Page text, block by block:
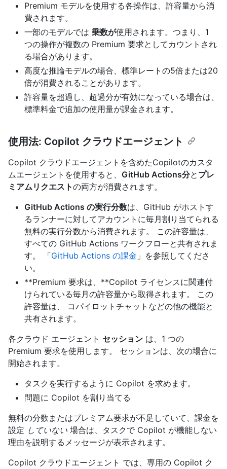
Premium モデルを使用する各操作は、許容量から消
費されます。
一部のモデルでは 乗数が使用されます。つまり、1
つの操作が複数の Premium 要求としてカウントされ
る場合があります。
高度な推論モデルの場合、標準レートの5倍または20
倍が消費されることがあります。
許容量を超過し、超過分が有効になっている場合は、
標準料金で追加の使用量が課金されます。
使用法: Copilot クラウドエージェント
Copilot クラウドエージェントを含めたCopilotのカスタ
ムエージェントを使用すると、 GitHub Actions分と プレ
ミアムリクエストの両方が消費されます。
GitHub Actions の実行分数は、GitHub がホストす
るランナーに対してアカウントに毎月割り当てられる
無料の実行分数から消費されます。 この許容量は、
すべての GitHub Actions ワークフローと共有されま
す。 「GitHub Actions の課金 」を参照してくださ
い。
**Premium 要求は、**Copilot ライセンスに関連付
けられている毎月の許容量から取得されます。 この
許容量は、 コパイロットチャットなどの他の機能と
共有されます。
各クラウド エージェント セッション は、1 つの
Premium 要求を使用します。 セッションは、次の場合に
開始されます。
タスクを実行するように Copilot を求めます。
問題に Copilot を割り当てる
無料の分数またはプレミアム要求が不足していて、課金を
設定 していない 場合は、タスクで Copilot が機能しない
理由を説明するメッセージが表示されます。
Copilot クラウドエージェント では、専用の Copilot ク